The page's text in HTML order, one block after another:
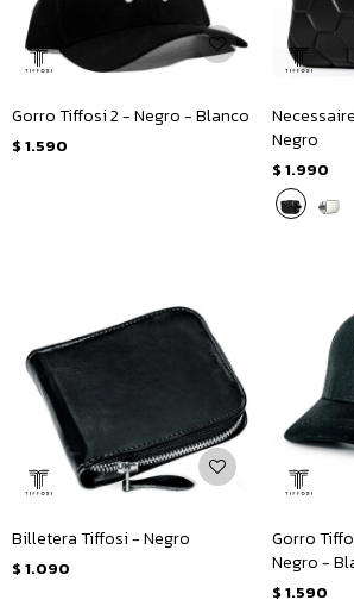
Gorro Tiffosi 2 - Negro - Blanco
$ 1.590
Negro
$ 1.990
Billetera Tiffosi - Negro
$ 1.090
Gorro
Negro -
$ 1.590